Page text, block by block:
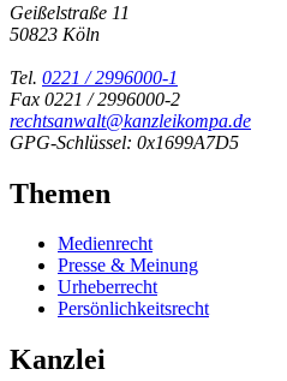
Geißelstraße 11
50823 Köln
Tel. 0221 / 2996000-1
Fax 0221 / 2996000-2
rechtsanwalt@kanzleikompa.de
GPG-Schlüssel: 0x1699A7D5
Themen
Medienrecht
Presse & Meinung
Urheberrecht
Persönlichkeitsrecht
Kanzlei